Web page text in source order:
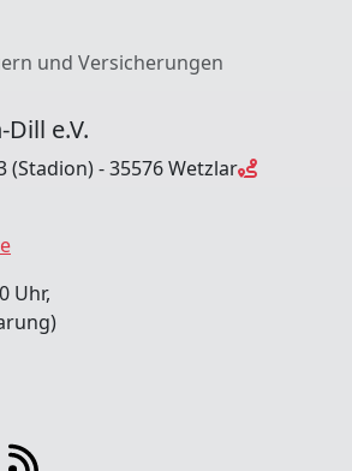
und Versicherungen
e.V.
(Stadion) - 35576 Wetzlar
Uhr,